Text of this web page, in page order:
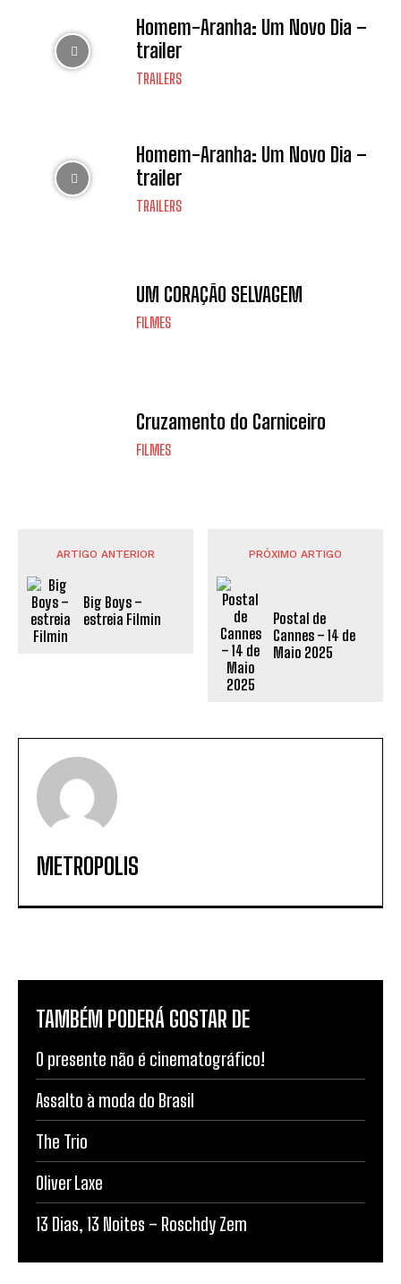
Homem-Aranha: Um Novo Dia –
trailer
TRAILERS
Homem-Aranha: Um Novo Dia –
trailer
TRAILERS
UM CORAÇÃO SELVAGEM
FILMES
Cruzamento do Carniceiro
FILMES
ARTIGO ANTERIOR
Big Boys –
estreia Filmin
PRÓXIMO ARTIGO
Postal de
Cannes – 14 de
Maio 2025
METROPOLIS
TAMBÉM PODERÁ GOSTAR DE
O presente não é cinematográfico!
Assalto à moda do Brasil
The Trio
Oliver Laxe
13 Dias, 13 Noites – Roschdy Zem